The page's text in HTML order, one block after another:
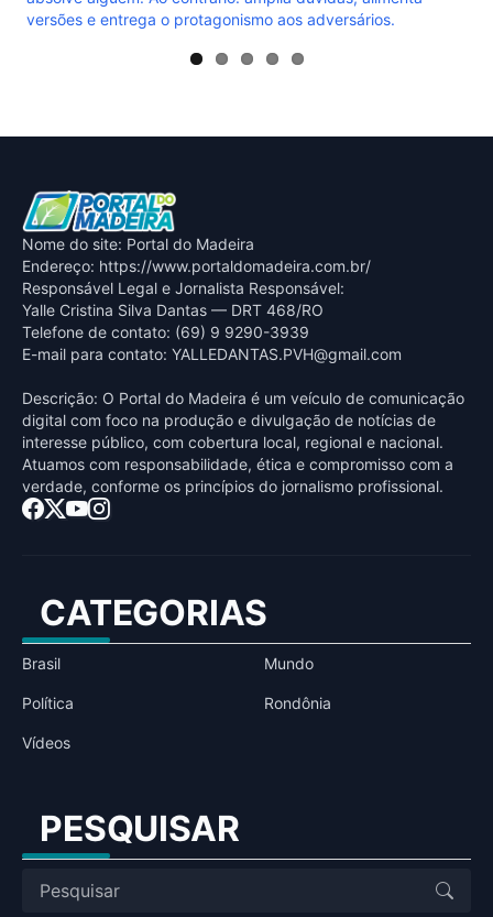
o protagonismo aos adversários.
Nome do site: Portal do Madeira
Endereço: https://www.portaldomadeira.com.br/
Responsável Legal e Jornalista Responsável:
Yalle Cristina Silva Dantas — DRT 468/RO
Telefone de contato: (69) 9 9290-3939
E-mail para contato: YALLEDANTAS.PVH@gmail.com
Descrição: O Portal do Madeira é um veículo de comunicação
digital com foco na produção e divulgação de notícias de
interesse público, com cobertura local, regional e nacional.
Atuamos com responsabilidade, ética e compromisso com a
verdade, conforme os princípios do jornalismo profissional.
CATEGORIAS
Brasil Mundo
Política Rondônia
Vídeos
PESQUISAR